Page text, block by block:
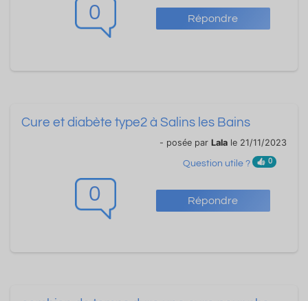
0 Répondre
0 Répondre
Cure et diabète type2 à Salins les Bains
- posée par Lala le 21/11/2023
Question utile ? 0